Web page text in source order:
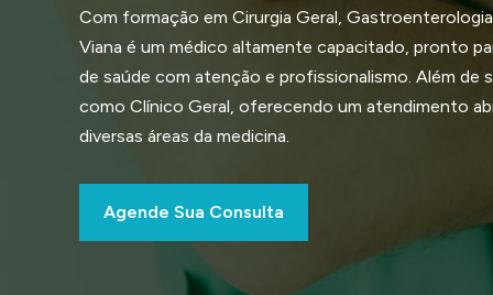
Com formação em Cirurgia Geral,
Viana é um médico altamente capacitado, pronto
de saúde com atenção e profissionalismo. Além de
como Clínico Geral, oferecendo um atendimento
diversas áreas da medicina.
Agende Sua Consulta